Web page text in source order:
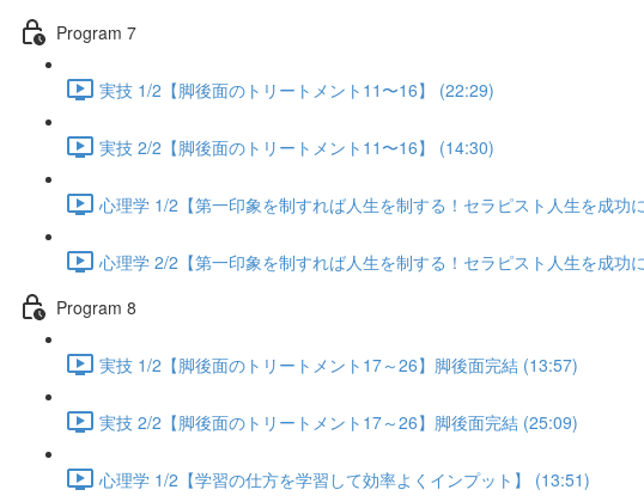
Program 7
実技 1/2【脚後面のトリートメント11〜16】 (22:29)
実技 2/2【脚後面のトリートメント11〜16】 (14:30)
心理学 1/2【第一印象を制すれば人生を制する！セラピスト人生を成功
心理学 2/2【第一印象を制すれば人生を制する！セラピスト人生を成功
Program 8
実技 1/2【脚後面のトリートメント17～26】脚後面完結 (13:57)
実技 2/2【脚後面のトリートメント17～26】脚後面完結 (25:09)
心理学 1/2【学習の仕方を学習して効率よくインプット】 (13:51)